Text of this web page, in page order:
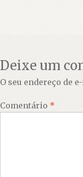
Deixe um
O seu endereço de
Comentário *